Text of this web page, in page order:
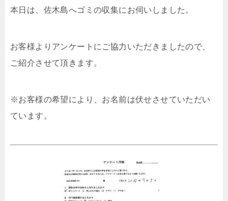
本日は、佐木島へゴミの収集にお伺いしました。
お客様よりアンケートにご協力いただきましたので、
ご紹介させて頂きます。
※お客様の希望により、お名前は伏せさせていただい
ています。